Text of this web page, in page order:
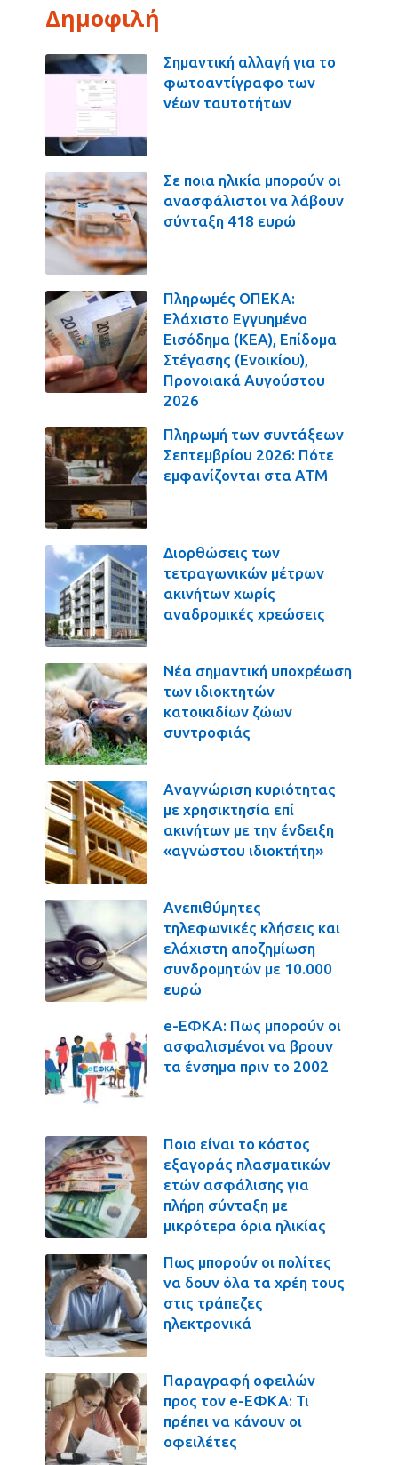
Δημοφιλή
Σημαντική αλλαγή για το
φωτοαντίγραφο των
νέων ταυτοτήτων
Σε ποια ηλικία μπορούν οι
ανασφάλιστοι να λάβουν
σύνταξη 418 ευρώ
Πληρωμές ΟΠΕΚΑ:
Ελάχιστο Εγγυημένο
Εισόδημα (ΚΕΑ), Επίδομα
Στέγασης (Ενοικίου),
Προνοιακά Αυγούστου
2026
Πληρωμή των συντάξεων
Σεπτεμβρίου 2026: Πότε
εμφανίζονται στα ΑΤΜ
Διορθώσεις των
τετραγωνικών μέτρων
ακινήτων χωρίς
αναδρομικές χρεώσεις
Νέα σημαντική υποχρέωση
των ιδιοκτητών
κατοικιδίων ζώων
συντροφιάς
Αναγνώριση κυριότητας
με χρησικτησία επί
ακινήτων με την ένδειξη
«αγνώστου ιδιοκτήτη»
Ανεπιθύμητες
τηλεφωνικές κλήσεις και
ελάχιστη αποζημίωση
συνδρομητών με 10.000
ευρώ
e-ΕΦΚΑ: Πως μπορούν οι
ασφαλισμένοι να βρουν
τα ένσημα πριν το 2002
Ποιο είναι το κόστος
εξαγοράς πλασματικών
ετών ασφάλισης για
πλήρη σύνταξη με
μικρότερα όρια ηλικίας
Πως μπορούν οι πολίτες
να δουν όλα τα χρέη τους
στις τράπεζες
ηλεκτρονικά
Παραγραφή οφειλών
προς τον e-ΕΦΚΑ: Τι
πρέπει να κάνουν οι
οφειλέτες